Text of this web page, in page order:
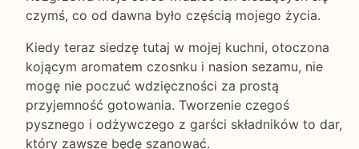
czymś, co od dawna było częścią mojego życia.
Kiedy teraz siedzę tutaj w mojej kuchni, otoczona
kojącym aromatem czosnku i nasion sezamu, nie
mogę nie poczuć wdzięczności za prostą
przyjemność gotowania. Tworzenie czegoś
pysznego i odżywczego z garści składników to dar,
który zawsze będę szanować.